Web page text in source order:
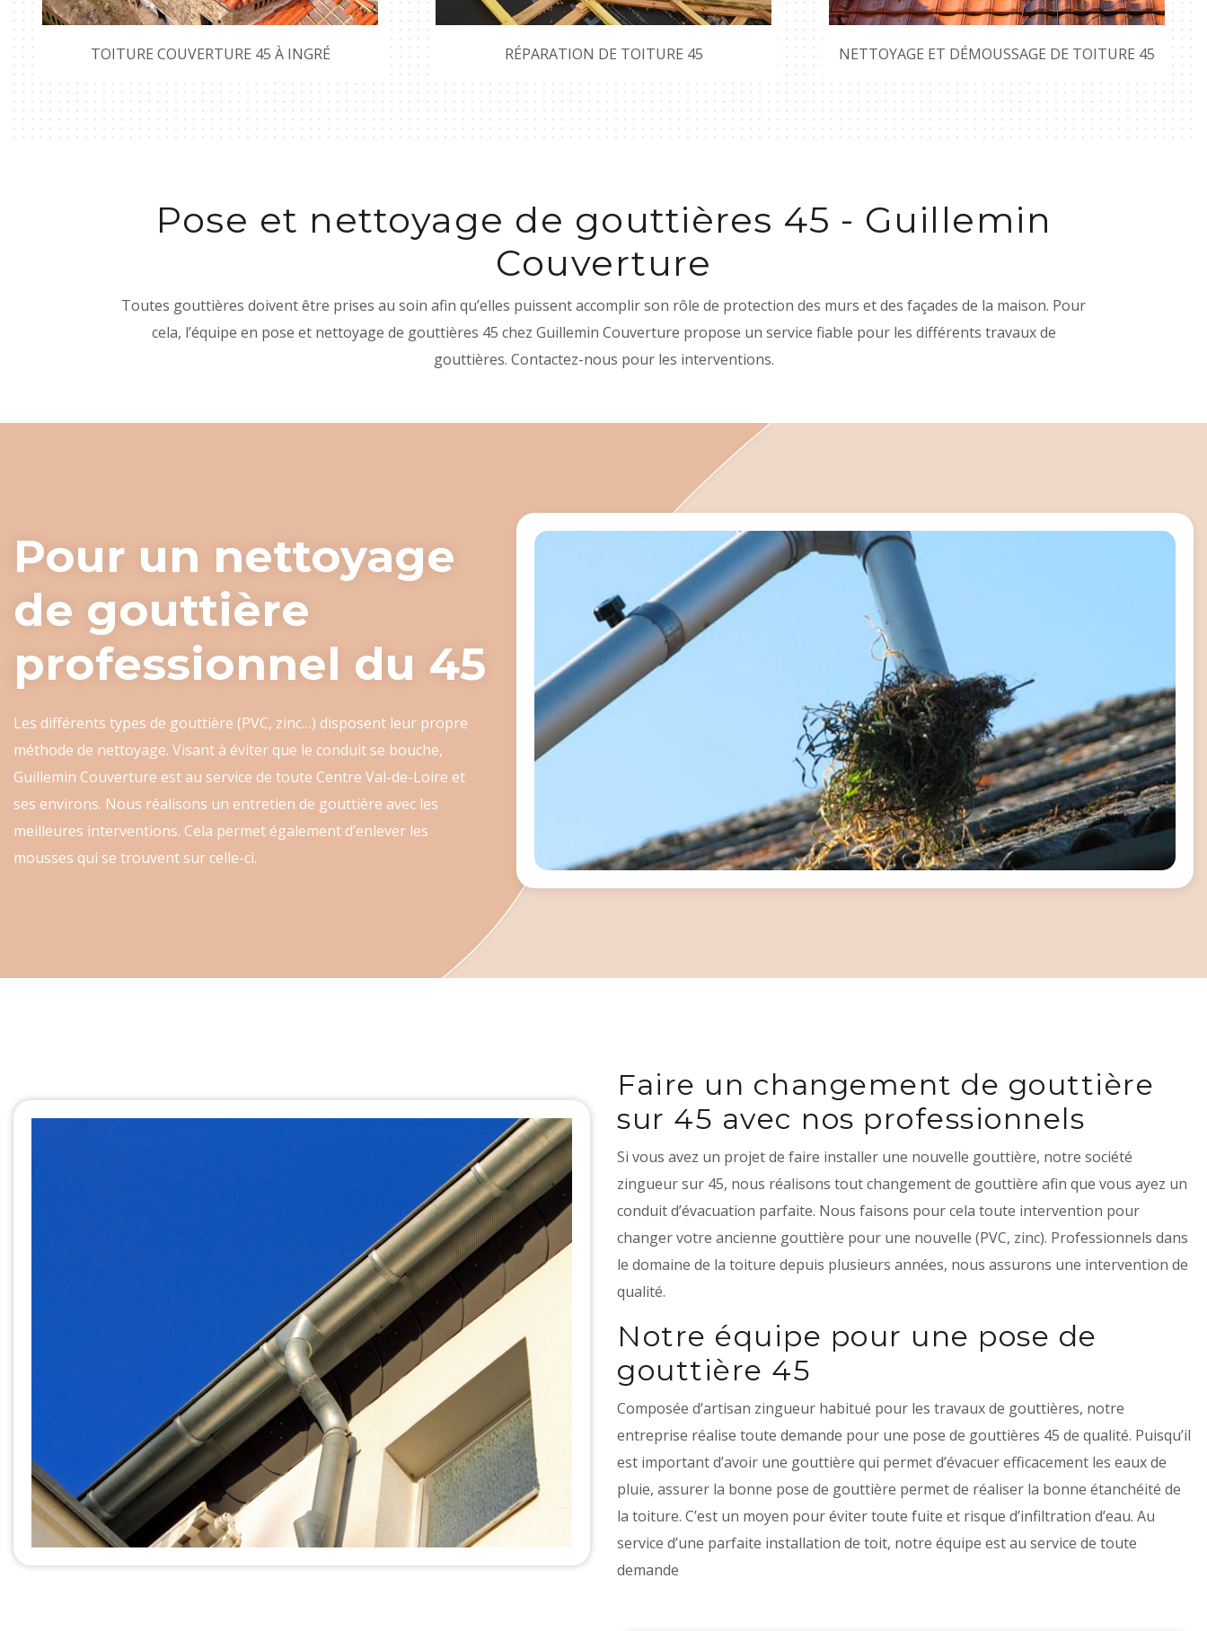
TOITURE COUVERTURE 45 À INGRÉ RÉPARATION DE TOITURE 45 NETTOYAGE ET DÉMOUSSAGE DE TOITURE 45
Pose et nettoyage de gouttières 45 - Guillemin
Couverture
Toutes gouttières doivent être prises au soin afin qu’elles puissent accomplir son rôle de protection des murs et des façades de la maison. Pour
cela, l’équipe en pose et nettoyage de gouttières 45 chez Guillemin Couverture propose un service fiable pour les différents travaux de
gouttières. Contactez-nous pour les interventions.
Pour un nettoyage
de gouttière
professionnel du 45
Les différents types de gouttière (PVC, zinc…) disposent leur propre
méthode de nettoyage. Visant à éviter que le conduit se bouche,
Guillemin Couverture est au service de toute Centre Val-de-Loire et
ses environs. Nous réalisons un entretien de gouttière avec les
meilleures interventions. Cela permet également d’enlever les
mousses qui se trouvent sur celle-ci.
Faire un changement de gouttière
sur 45 avec nos professionnels
Si vous avez un projet de faire installer une nouvelle gouttière, notre société
zingueur sur 45, nous réalisons tout changement de gouttière afin que vous ayez un
conduit d’évacuation parfaite. Nous faisons pour cela toute intervention pour
changer votre ancienne gouttière pour une nouvelle (PVC, zinc). Professionnels dans
le domaine de la toiture depuis plusieurs années, nous assurons une intervention de
qualité.
Notre équipe pour une pose de
gouttière 45
Composée d’artisan zingueur habitué pour les travaux de gouttières, notre
entreprise réalise toute demande pour une pose de gouttières 45 de qualité. Puisqu’il
est important d’avoir une gouttière qui permet d’évacuer efficacement les eaux de
pluie, assurer la bonne pose de gouttière permet de réaliser la bonne étanchéité de
la toiture. C’est un moyen pour éviter toute fuite et risque d’infiltration d’eau. Au
service d’une parfaite installation de toit, notre équipe est au service de toute
demande